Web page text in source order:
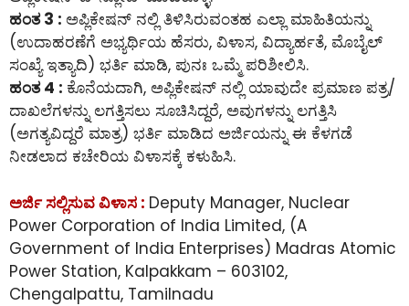
ಹಂತ 3 : ಅಪ್ಲಿಕೇಷನ್ ನಲ್ಲಿ ತಿಳಿಸಿರುವಂತಹ ಎಲ್ಲಾ ಮಾಹಿತಿಯನ್ನು
(ಉದಾಹರಣೆಗೆ ಅಭ್ಯರ್ಥಿಯ ಹೆಸರು, ವಿಳಾಸ, ವಿದ್ಯಾರ್ಹತೆ, ಮೊಬೈಲ್
ಸಂಖ್ಯೆ ಇತ್ಯಾದಿ) ಭರ್ತಿ ಮಾಡಿ, ಪುನಃ ಒಮ್ಮೆ ಪರಿಶೀಲಿಸಿ.
ಹಂತ 4 : ಕೊನೆಯದಾಗಿ, ಅಪ್ಲಿಕೇಷನ್ ನಲ್ಲಿ ಯಾವುದೇ ಪ್ರಮಾಣ ಪತ್ರ/
ದಾಖಲೆಗಳನ್ನು ಲಗತ್ತಿಸಲು ಸೂಚಿಸಿದ್ದರೆ, ಅವುಗಳನ್ನು ಲಗತ್ತಿಸಿ
(ಅಗತ್ಯವಿದ್ದರೆ ಮಾತ್ರ) ಭರ್ತಿ ಮಾಡಿದ ಅರ್ಜಿಯನ್ನು ಈ ಕೆಳಗಡೆ
ನೀಡಲಾದ ಕಚೇರಿಯ ವಿಳಾಸಕ್ಕೆ ಕಳುಹಿಸಿ.
ಅರ್ಜಿ ಸಲ್ಲಿಸುವ ವಿಳಾಸ : Deputy Manager, Nuclear
Power Corporation of India Limited, (A
Government of India Enterprises) Madras Atomic
Power Station, Kalpakkam – 603102,
Chengalpattu, Tamilnadu